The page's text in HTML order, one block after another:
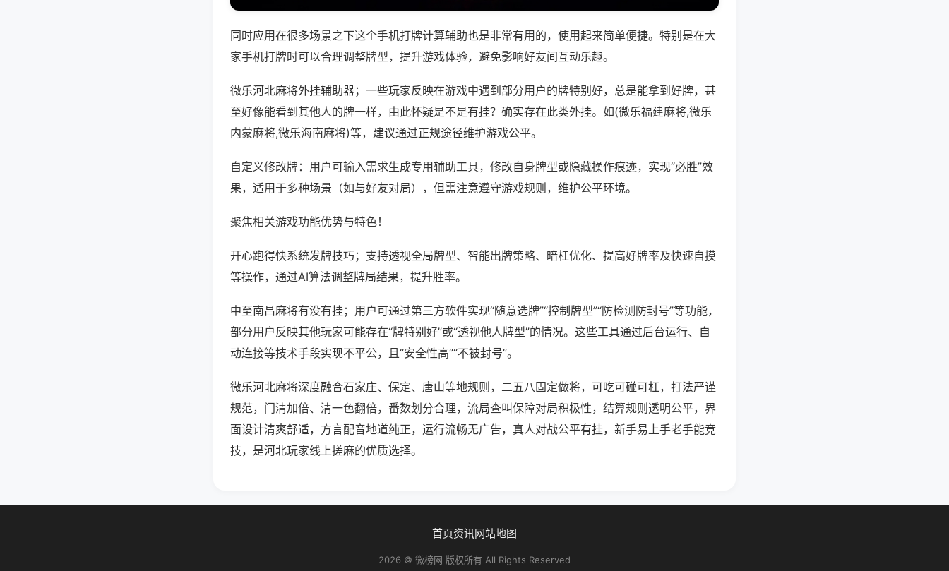
同时应用在很多场景之下这个手机打牌计算辅助也是非常有用的，使用起来简单便捷。特别是在大
家手机打牌时可以合理调整牌型，提升游戏体验，避免影响好友间互动乐趣。
微乐河北麻将外挂辅助器；一些玩家反映在游戏中遇到部分用户的牌特别好，总是能拿到好牌，甚
至好像能看到其他人的牌一样，由此怀疑是不是有挂？确实存在此类外挂。如(微乐福建麻将,微乐
内蒙麻将,微乐海南麻将)等，建议通过正规途径维护游戏公平。
自定义修改牌：用户可输入需求生成专用辅助工具，修改自身牌型或隐藏操作痕迹，实现“必胜”效
果，适用于多种场景（如与好友对局），但需注意遵守游戏规则，维护公平环境。
聚焦相关游戏功能优势与特色！
开心跑得快系统发牌技巧；支持透视全局牌型、智能出牌策略、暗杠优化、提高好牌率及快速自摸
等操作，通过AI算法调整牌局结果，提升胜率。
中至南昌麻将有没有挂；用户可通过第三方软件实现“随意选牌”“控制牌型”“防检测防封号”等功能，
部分用户反映其他玩家可能存在“牌特别好”或“透视他人牌型”的情况。这些工具通过后台运行、自
动连接等技术手段实现不平公，且“安全性高”“不被封号”。
微乐河北麻将深度融合石家庄、保定、唐山等地规则，二五八固定做将，可吃可碰可杠，打法严谨
规范，门清加倍、清一色翻倍，番数划分合理，流局查叫保障对局积极性，结算规则透明公平，界
面设计清爽舒适，方言配音地道纯正，运行流畅无广告，真人对战公平有挂，新手易上手老手能竞
技，是河北玩家线上搓麻的优质选择。
首页资讯网站地图
2026 © 微榜网 版权所有 All Rights Reserved